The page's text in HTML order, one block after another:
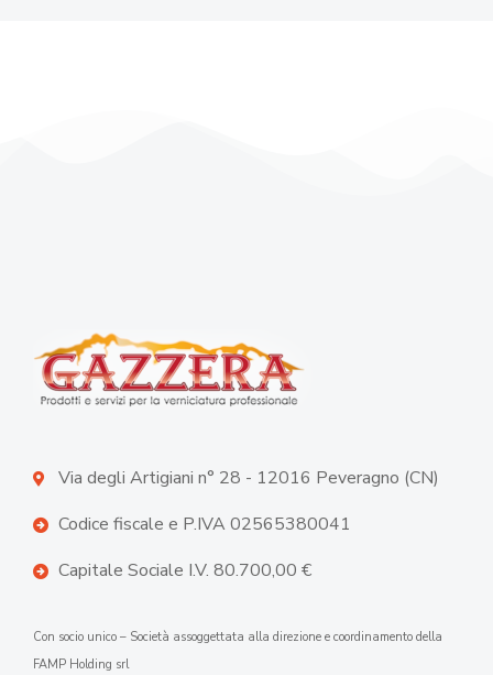
Via degli Artigiani n° 28 - 12016 Peveragno (CN)
Codice fiscale e P.IVA 02565380041
Capitale Sociale I.V. 80.700,00 €
Con socio unico – Società assoggettata alla direzione e coordinamento della
FAMP Holding srl